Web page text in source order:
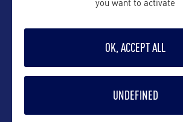
VOIR LE SITE
you want to activate
OK, ACCEPT ALL
UNDEFINED